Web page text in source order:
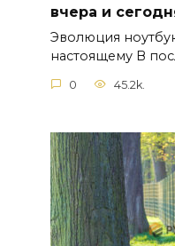
вчера и
Эволюция
настоящему В
0 45.2k.